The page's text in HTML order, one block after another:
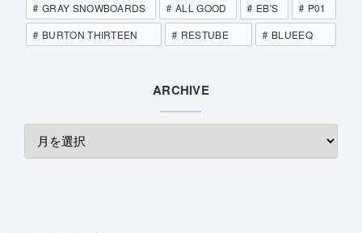
GRAY SNOWBOARDS
ALL GOOD EB'S
P01
BURTON THIRTEEN
RESTUBE BLUEEQ
ARCHIVE